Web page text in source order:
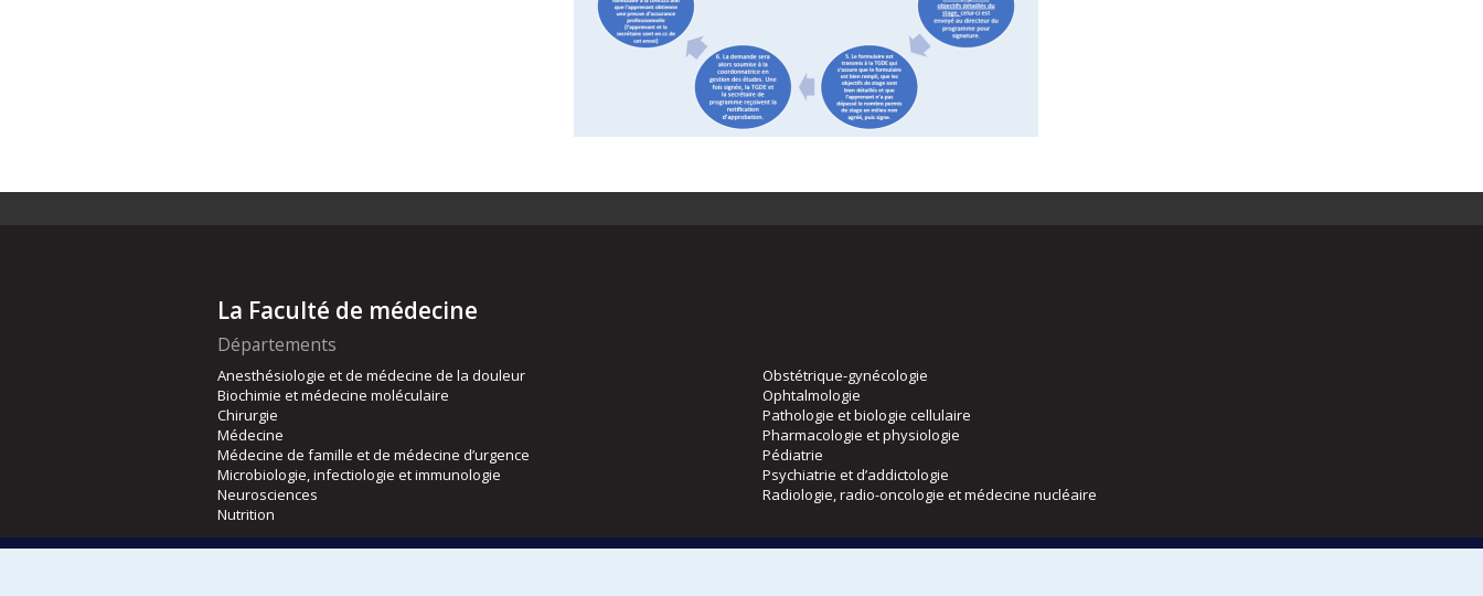
La Faculté de médecine
Départements
Anesthésiologie et de médecine de la douleur
Biochimie et médecine moléculaire
Chirurgie
Médecine
Médecine de famille et de médecine d’urgence
Microbiologie, infectiologie et immunologie
Neurosciences
Nutrition
Obstétrique-gynécologie
Ophtalmologie
Pathologie et biologie cellulaire
Pharmacologie et physiologie
Pédiatrie
Psychiatrie et d’addictologie
Radiologie, radio-oncologie et médecine nucléaire